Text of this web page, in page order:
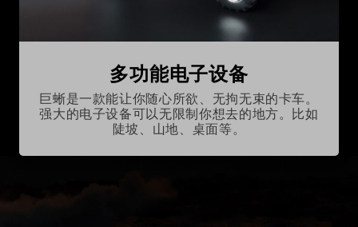
多功能电子设备
巨蜥是一款能让你随心所欲、无拘无束的卡车。
强大的电子设备可以无限制你想去的地方。比如
陡坡、山地、桌面等。